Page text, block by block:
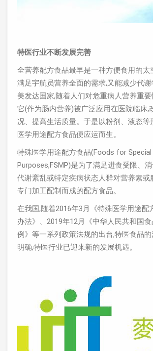
特医行业不断发展完善
全营养配方食品最早是一种方便食用的太
满足宇航员营养全面的需求,又能减少代
美发达国家,随着人们对危重病人营养重
它(作为肠内营养)被广泛应用在医院临床,
况、提高生活质量。于是以粉剂、液态等
医学用途配方食品便应运而生。
特殊医学用途配方食品(Foods for Special
Purposes,FSMP)是为了满足进食受限、消
代谢紊乱或特定疾病状态人群对营养素或
专门加工配制而成的配方食品。
在我国,随着2016年3月《特殊医学用途配
办法》、2019年12月《中华人民共和国
例》等一系列政策法规的出台,特医食品
明确,特医行业已迎来新的发展机遇。